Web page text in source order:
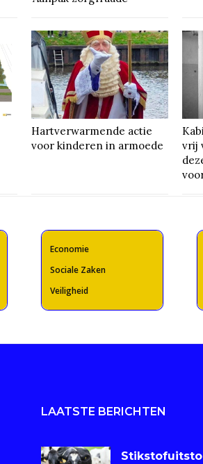
Hartverwarmende actie
voor kinderen in armoede
vrij
Economie
Sociale Zaken
Veiligheid
LAATSTE BERICHTEN